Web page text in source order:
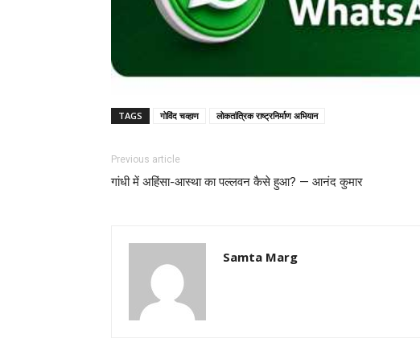
TAGS गोविंद चव्हाण लोकतांत्रिक राष्ट्रनिर्माण अभियान
Previous article
गांधी में अहिंसा-आस्था का पल्लवन कैसे हुआ? — आनंद कुमार
Samta Marg